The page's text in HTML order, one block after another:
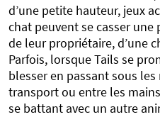
d’une petite hauteur, jeux
chat peuvent se casser
de leur propriétaire, d’une
Parfois, lorsque Tails se
blesser en passant sous
transport ou entre les
se battant avec un autre